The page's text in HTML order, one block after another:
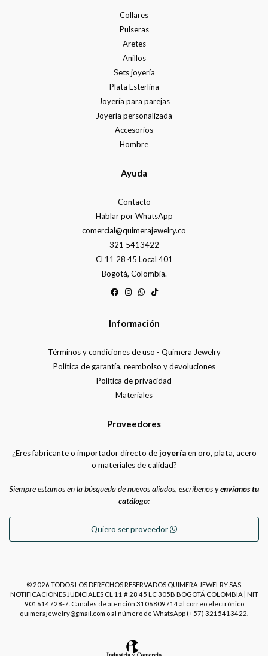
Collares
Pulseras
Aretes
Anillos
Sets joyería
Plata Esterlina
Joyería para parejas
Joyería personalizada
Accesorios
Hombre
Ayuda
Contacto
Hablar por WhatsApp
comercial@quimerajewelry.co
321 5413422
Cl 11 28 45 Local 401
Bogotá, Colombia.
Información
Términos y condiciones de uso - Quimera Jewelry
Política de garantía, reembolso y devoluciones
Política de privacidad
Materiales
Proveedores
¿Eres fabricante o importador directo dejoyeríaen oro, plata, acero
o materiales de calidad?
Siempre estamos en la búsqueda de nuevos aliados, escríbenos yenvíanos tu
catálogo:
Quiero ser proveedor
© 2026 TODOS LOS DERECHOS RESERVADOS QUIMERA JEWELRY SAS.
NOTIFICACIONES JUDICIALES CL 11 # 28 45 LC 305B BOGOTÁ COLOMBIA | NIT
901614728-7. Canales de atención 3106809714 al correo electrónico
quimerajewelry@gmail.com o al número de WhatsApp (+57) 3215413422.